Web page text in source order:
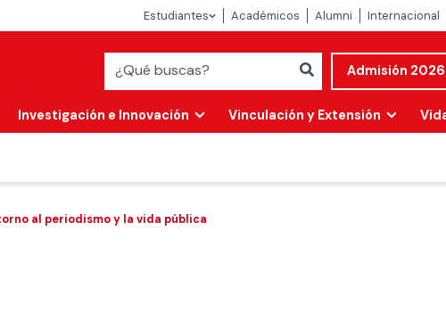
Estudiantes Académicos Alumni Internacional
Admisión 2026
Investigación e Innovación Vinculación y Extensión
al periodismo y la vida pública